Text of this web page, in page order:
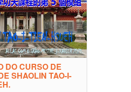
DO CURSO DE
SHAOLIN TAO-I-